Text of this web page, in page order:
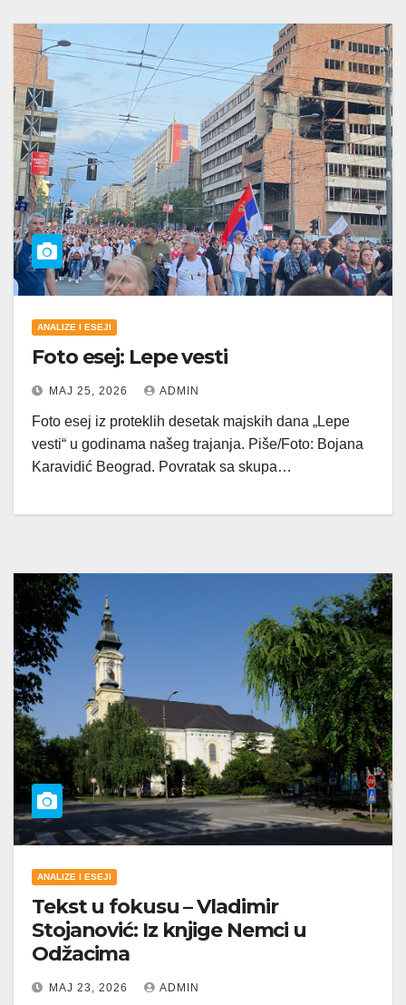
ANALIZE I ESEJI
Foto esej: Lepe vesti
МАЈ 25, 2026 ADMIN
Foto esej iz proteklih desetak majskih dana „Lepe
vesti“ u godinama našeg trajanja. Piše/Foto: Bojana
Karavidić Beograd. Povratak sa skupa…
ANALIZE I ESEJI
Tekst u fokusu – Vladimir
Stojanović: Iz knjige Nemci u
Odžacima
МАЈ 23, 2026 ADMIN